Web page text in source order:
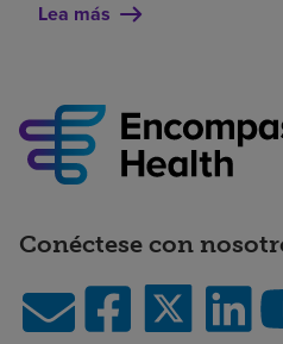
Lea más
Conéctese con